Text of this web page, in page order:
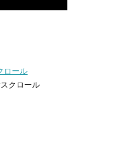
ロール
クロール